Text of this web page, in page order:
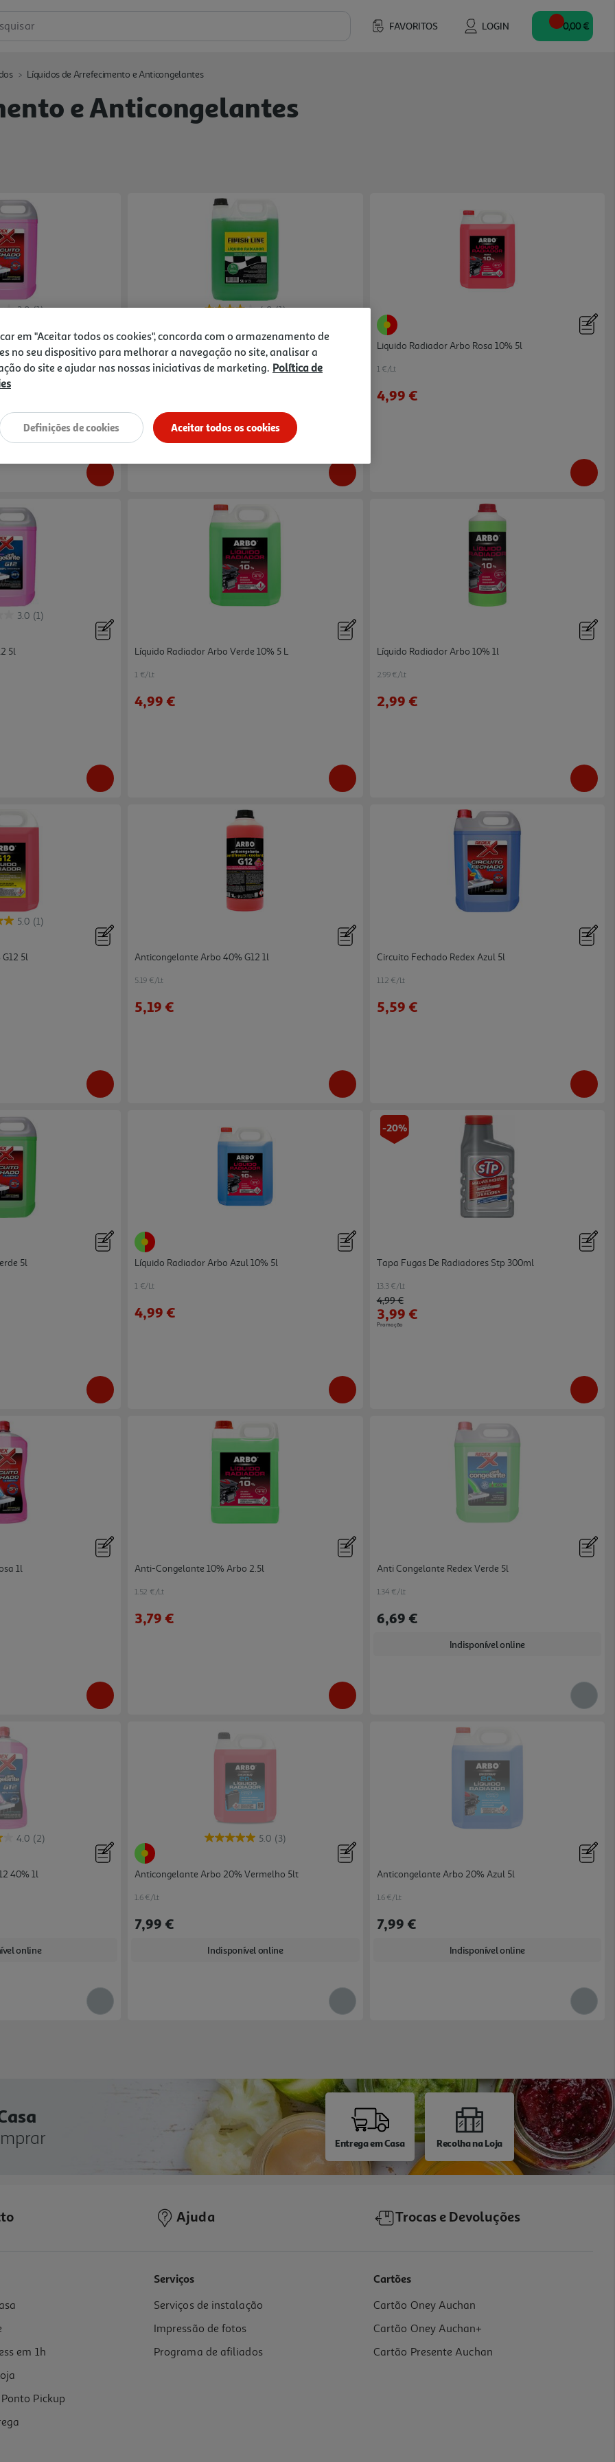
FAVORITOS LOGIN 0,00 €
Líquidos de Arrefecimento e Anticongelantes
e Anticongelantes
e Anticongelantes
3.0 (1)
5l
4.0 (1)
Líquido Radiador Finish Line 5l
0.8 €/Lt
Liquido Radiador Arbo Rosa 10% 5l
1 €/Lt
4,99 €
3.0 (1)
5l Líquido Radiador Arbo Verde 10% 5 L
1 €/Lt
4,99 €
Líquido Radiador Arbo 10% 1l
2.99 €/Lt
2,99 €
5.0 (1)
5l Anticongelante Arbo 40% G12 1l
5.19 €/Lt
5,19 €
Circuito Fechado Redex Azul 5l
1.12 €/Lt
5,59 €
5l Líquido Radiador Arbo Azul 10% 5l
1 €/Lt
4,99 €
-20%
Tapa Fugas De Radiadores Stp 300ml
13.3 €/Lt
Price reduced from
4,99 €to
3,99 €
Promoção
1l Anti-Congelante 10% Arbo 2.5l
1.52 €/Lt
3,79 €
Anti Congelante Redex Verde 5l
1.34 €/Lt
6,69 €
Indisponível online
4.0 (2)
40% 1l
online
5.0 (3)
Anticongelante Arbo 20% Vermelho 5lt
1.6 €/Lt
7,99 €
Indisponível online
Anticongelante Arbo 20% Azul 5l
1.6 €/Lt
7,99 €
Indisponível online
Entrega em Casa Recolha na Loja
Ajuda Trocas e Devoluções
em 1h
Pickup
Serviços
Serviços de instalação
Impressão de fotos
Programa de afiliados
Cartões
Cartão Oney Auchan
Cartão Oney Auchan+
Cartão Presente Auchan
em "Aceitar todos os cookies", concorda com o armazenamento de
no seu dispositivo para melhorar a navegação no site, analisar a
do site e ajudar nas nossas iniciativas de marketing. Política de
Aceitar todos os cookies
Definições de cookies